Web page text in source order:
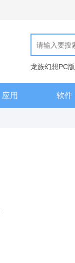
龙族幻想PC版
天工编辑器
应用 软件